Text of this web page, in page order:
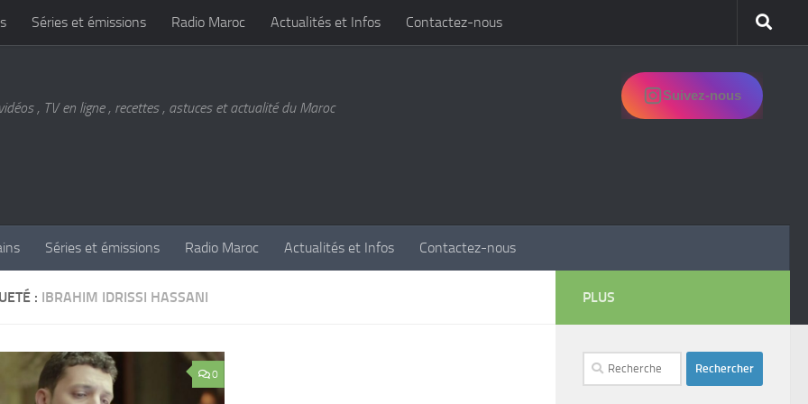
Séries et émissions Radio Maroc Actualités et Infos Contactez-nous
, TV en ligne , recettes , astuces et actualité du Maroc
Suivez-nous
Séries et émissions Radio Maroc Actualités et Infos Contactez-nous
: IBRAHIM IDRISSI HASSANI
0
PLUS
Rechercher :